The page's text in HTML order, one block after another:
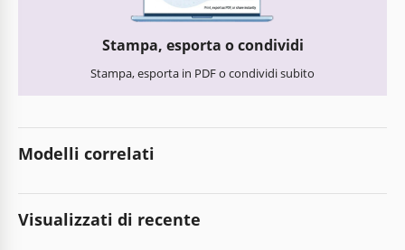
Stampa, esporta o condividi
Stampa, esporta in PDF o condividi subito
Modelli correlati
Visualizzati di recente